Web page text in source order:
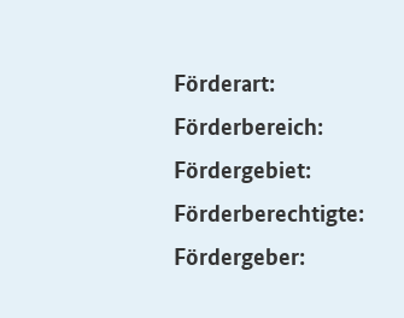
Förderart:
Förderbereich:
Fördergebiet:
Förderberechtigte:
Fördergeber: